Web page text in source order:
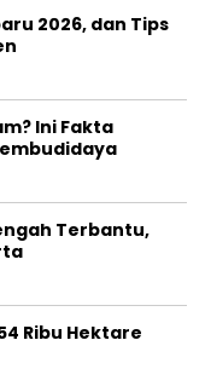
2026, dan Tips
Ini Fakta
Terbantu,
Ribu Hektare